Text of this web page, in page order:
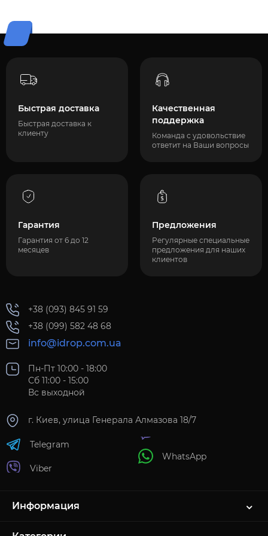
Быстрая доставка
Быстрая доставка к
клиенту
Качественная
поддержка
Команда с удовольствие
ответит на Ваши вопросы
Гарантия
Гарантия от 6 до 12
месяцев
Предложения
Регулярные специальные
предложения для наших
клиентов
+38 (093) 845 91 59
+38 (099) 582 48 68
info@idrop.com.ua
Пн-Пт 10:00 - 18:00
Сб 11:00 - 15:00
Вс выходной
г. Киев, улица Генерала Алмазова 18/7
Telegram
Viber
WhatsApp
Информация